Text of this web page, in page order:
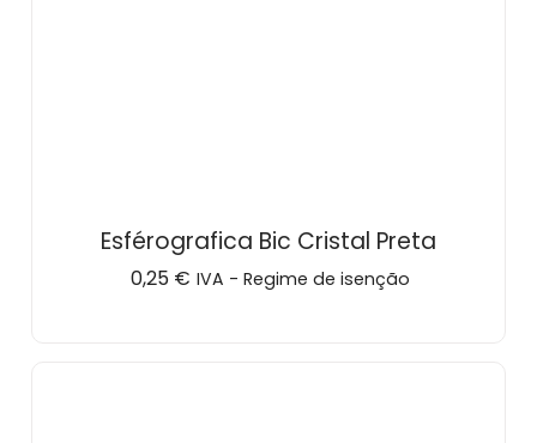
Esférografica Bic Cristal Preta
0,25 € IVA - Regime de isenção